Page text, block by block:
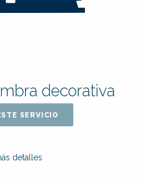
decorativa
SERVICIO
detalles